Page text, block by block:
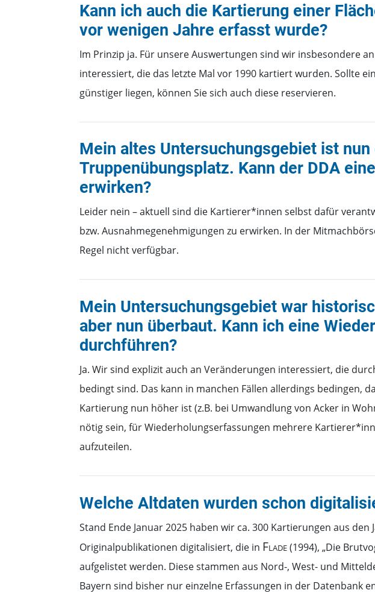
Kann ich auch die Kartierung einer
vor wenigen Jahre erfasst wurde?
Im Prinzip ja. Für unsere Auswertungen sind wir insbesondere
interessiert, die das letzte Mal vor 1990 kartiert wurden. Sollte
günstiger liegen, können Sie sich auch diese reservieren.
Mein altes Untersuchungsgebiet ist
Truppenübungsplatz. Kann der DDA
erwirken?
Leider nein – aktuell sind die Kartierer*innen selbst dafür
bzw. Ausnahmegenehmigungen zu erwirken. In der
Regel nicht verfügbar.
Mein Untersuchungsgebiet war
aber nun überbaut. Kann ich eine
durchführen?
Ja. Wir sind explizit auch an Veränderungen interessiert, die
bedingt sind. Das kann in manchen Fällen allerdings bedingen,
Kartierung nun höher ist (z.B. bei Umwandlung von Acker in
nötig sein, für Wiederholungserfassungen mehrere
aufzuteilen.
Welche Altdaten wurden schon
Stand Ende Januar 2025 haben wir ca. 300 Kartierungen aus den
Originalpublikationen digitalisiert, die in Flade(1994), „Die
aufgelistet werden. Diese stammen aus Nord-, West- und
Bayern sind bisher nur einzelne Erfassungen in der Datenbank